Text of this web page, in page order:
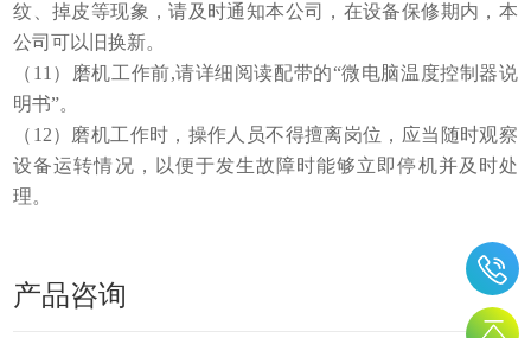
纹、掉皮等现象，请及时通知本公司，在设备保修期内，本
公司可以旧换新。
（11）磨机工作前,请详细阅读配带的“微电脑温度控制器说
明书”。
（12）磨机工作时，操作人员不得擅离岗位，应当随时观察
设备运转情况，以便于发生故障时能够立即停机并及时处
理。
产品咨询